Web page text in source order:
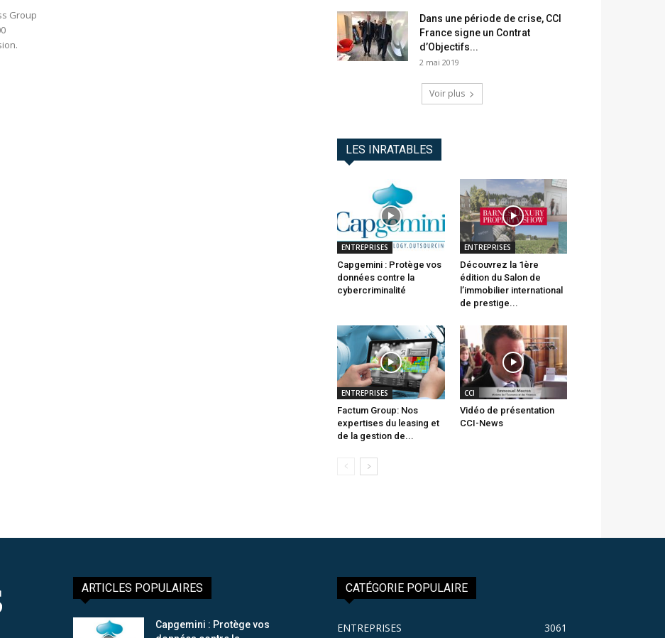
Group
Dans une période de crise, CCI
France signe un Contrat
d’Objectifs...
2 mai 2019
Voir plus
LES INRATABLES
ENTREPRISES
Capgemini : Protège vos
données contre la
cybercriminalité
ENTREPRISES
Découvrez la 1ère
édition du Salon de
l’immobilier international
de prestige...
ENTREPRISES
Factum Group: Nos
expertises du leasing et
de la gestion de...
CCI
Vidéo de présentation
CCI-News
ARTICLES POPULAIRES
Capgemini : Protège vos
CATÉGORIE POPULAIRE
ENTREPRISES 3061